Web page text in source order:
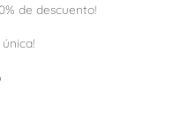
de descuento!